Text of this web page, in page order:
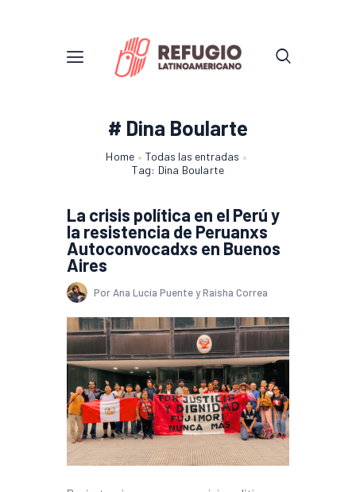
# Dina Boularte
Home
Todas las entradas
Tag: Dina Boularte
La crisis política en el Perú y
la resistencia de Peruanxs
Autoconvocadxs en Buenos
Aires
Por Ana Lucía Puente y Raisha Correa